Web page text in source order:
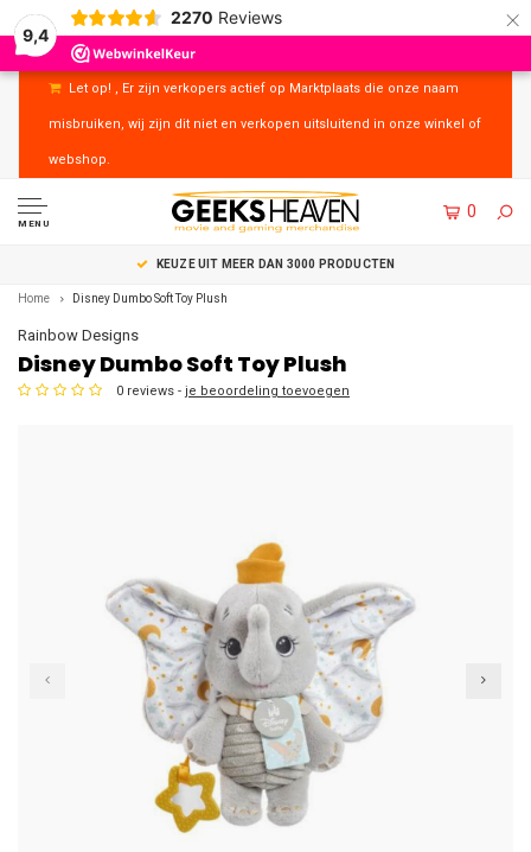
9,4
2270 Reviews ×
Let op! , Er zijn verkopers actief op Marktplaats die onze naam
misbruiken, wij zijn dit niet en verkopen uitsluitend in onze winkel of
webshop.
MENU
0
UITSTEKENDE KLANTENSERVICE
Home Disney Dumbo Soft Toy Plush
Rainbow Designs
Disney Dumbo Soft Toy Plush
0 reviews - je beoordeling toevoegen